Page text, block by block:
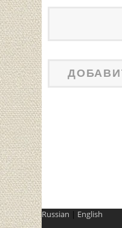
Russian | English